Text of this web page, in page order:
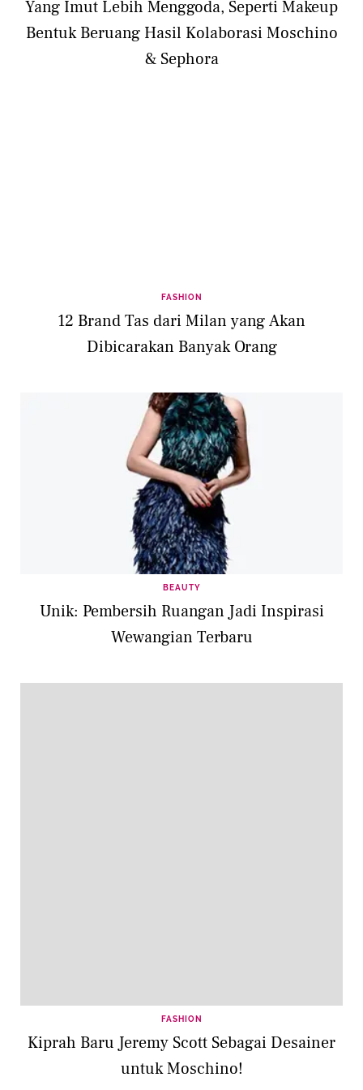
Yang Imut Lebih Menggoda, Seperti Makeup
Bentuk Beruang Hasil Kolaborasi Moschino
& Sephora
FASHION
12 Brand Tas dari Milan yang Akan
Dibicarakan Banyak Orang
BEAUTY
Unik: Pembersih Ruangan Jadi Inspirasi
Wewangian Terbaru
FASHION
Kiprah Baru Jeremy Scott Sebagai Desainer
untuk Moschino!